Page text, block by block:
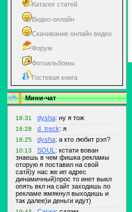
Каталог статей
Видео-онлайн
Скачивание онлайн видео
Форум
Фотоальбомы
Гостевая книга
Мини-чат